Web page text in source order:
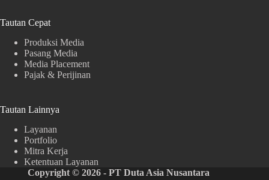
Tautan Cepat
Produksi Media
Pasang Media
Media Placement
Pajak & Perijinan
Tautan Lainnya
Layanan
Portfolio
Mitra Kerja
Ketentuan Layanan
Copyright © 2026 - PT Duta Asia Nusantara